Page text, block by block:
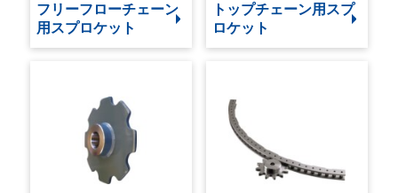
フリーフローチェーン
用スプロケット
トップチェーン用スプ
ロケット